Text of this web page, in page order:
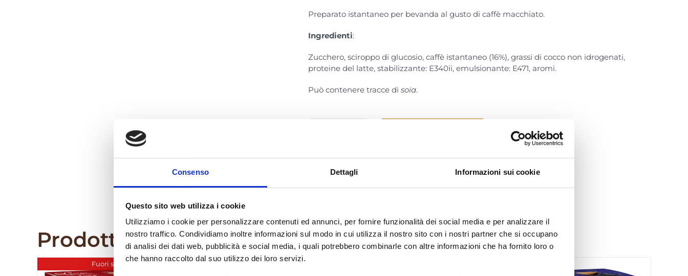
Consenso Dettagli Informazioni sui cookie
Questo sito web utilizza i cookie
Utilizziamo i cookie per personalizzare contenuti ed annunci, per fornire funzionalità dei social media e per analizzare il
nostro traffico. Condividiamo inoltre informazioni sul modo in cui utilizza il nostro sito con i nostri partner che si occupano
di analisi dei dati web, pubblicità e social media, i quali potrebbero combinarle con altre informazioni che ha fornito loro o
che hanno raccolto dal suo utilizzo dei loro servizi.
Preparato istantaneo per bevanda al gusto di caffè macchiato.
Ingredienti:
Zucchero, sciroppo di glucosio, caffè istantaneo (16%), grassi di cocco non idrogenati,
proteine del latte, stabilizzante: E340ii, emulsionante: E471, aromi.
Può contenere tracce di soia.
ItalianCoffee
Caffè
Macchiato
Cortado
quantità
12MMIO_MACCHIATO
Categorie:A Modo Mio,Bevande,Italian Coffee
Prodotti correlati
Fuori stock